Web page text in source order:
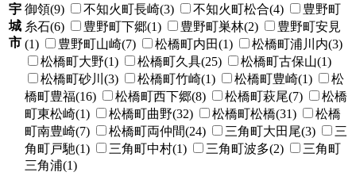
宇
城
市
御領(9)
不知火町長崎(3) 不知火町松合(4)
豊野町
糸石(6)
豊野町下郷(1) 豊野町巣林(2)
豊野町安見
(1)
豊野町山崎(7) 松橋町内田(1)
松橋町浦川内(3)
松橋町大野(1)
松橋町久具(25)
松橋町古保山(1)
松橋町砂川(3)
松橋町竹崎(1) 松橋町豊崎(1)
松
橋町豊福(16)
松橋町西下郷(8) 松橋町萩尾(7)
松橋
町東松崎(1)
松橋町曲野(32) 松橋町松橋(31)
松橋
町南豊崎(7)
松橋町両仲間(24) 三角町大田尾(3)
三
角町戸馳(1)
三角町中村(1) 三角町波多(2)
三角町
三角浦(1)